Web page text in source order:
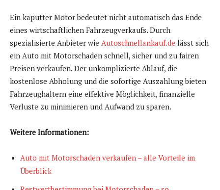
Ein kaputter Motor bedeutet nicht automatisch das Ende
eines wirtschaftlichen Fahrzeugverkaufs. Durch
spezialisierte Anbieter wie Autoschnellankauf.de lässt sich
ein Auto mit Motorschaden schnell, sicher und zu fairen
Preisen verkaufen. Der unkomplizierte Ablauf, die
kostenlose Abholung und die sofortige Auszahlung bieten
Fahrzeughaltern eine effektive Möglichkeit, finanzielle
Verluste zu minimieren und Aufwand zu sparen.
Weitere Informationen:
Auto mit Motorschaden verkaufen – alle Vorteile im
Überblick